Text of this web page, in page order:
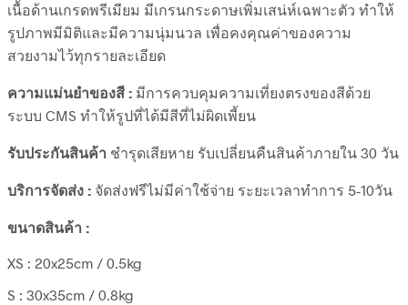
เนื้อด้านเกรดพรีเมียม มีเกรนกระดาษเพิ่มเสน่ห์เฉพาะตัว ทำให้
รูปภาพมีมิติและมีความนุ่มนวล เพื่อคงคุณค่าของความ
สวยงามไว้ทุกรายละเอียด
ความแม่นยำของสี : มีการควบคุมความเที่ยงตรงของสีด้วย
ระบบ CMS ทำให้รูปที่ได้มีสีที่ไม่ผิดเพี้ยน
รับประกันสินค้า ชำรุดเสียหาย รับเปลี่ยนคืนสินค้าภายใน 30 วัน
บริการจัดส่ง : จัดส่งฟรีไม่มีค่าใช้จ่าย ระยะเวลาทำการ 5-10วัน
ขนาดสินค้า :
XS : 20x25cm / 0.5kg
S : 30x35cm / 0.8kg